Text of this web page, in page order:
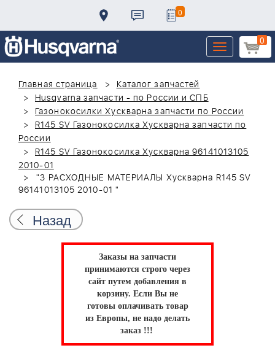
0
0
Toggle
navigation
Главная страница
Каталог запчастей
Husqvarna запчасти - по России и СПБ
Газонокосилки Хускварна запчасти по России
R145 SV Газонокосилка Хускварна запчасти по
России
R145 SV Газонокосилка Хускварна 96141013105
2010-01
"3 РАСХОДНЫЕ МАТЕРИАЛЫ Хускварна R145 SV
96141013105 2010-01 "
Назад
Заказы на запчасти
принимаются строго через
сайт путем добавления в
корзину. Если Вы не
готовы оплачивать товар
из Европы, не надо делать
заказ !!!